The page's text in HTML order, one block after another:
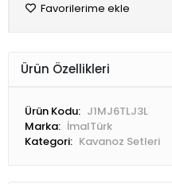
Favorilerime ekle
Ürün Özellikleri
Ürün Kodu: J1MJ6TLJ3L
Marka: İmalTürk
Kategori: Kavanoz Setleri